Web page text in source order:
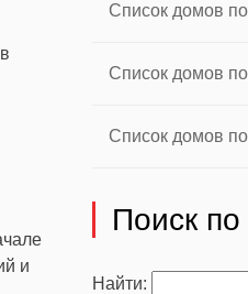
и
Список домов
Список домов
Список домов
Поиск по
Найти: